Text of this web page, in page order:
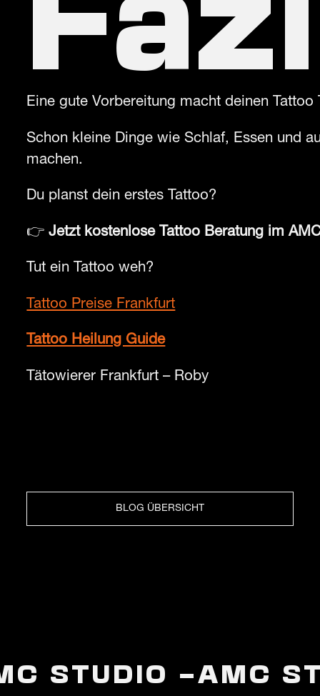
Eine gute Vorbereitung macht deinen
Schon kleine Dinge wie Schlaf, Essen und
machen.
Du planst dein erstes Tattoo?
👉Jetzt kostenlose Tattoo Beratung im
Tut ein Tattoo weh?
Tattoo Preise Frankfurt
Tattoo Heilung Guide
Tätowierer Frankfurt – Roby
BLOG ÜBERSICHT
STUDIO –AMC